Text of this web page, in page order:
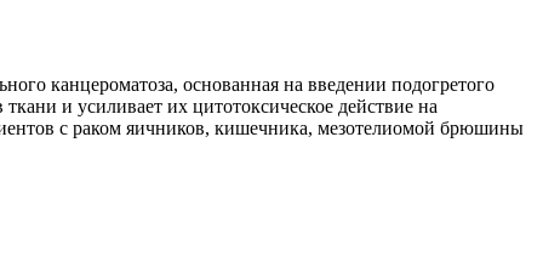
канцероматоза, основанная на введении подогретого
и усиливает их цитотоксическое действие на
с раком яичников, кишечника, мезотелиомой брюшины